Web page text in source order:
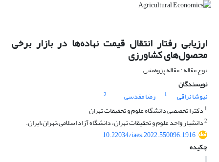
ارزیابی رفتار انتقال قیمت نهاده‌ها در بازار برخی
محصول‌های کشاورزی
نوع مقاله : مقاله پژوهشی
نویسندگان
نیوشا نراقی
1 رضا مقدسی
2
1 دکترا تخصصی دانشگاه علوم و تحقیقات تهران
2دانشیار واحد علوم و تحقیقات تهران، دانشگاه آزاد اسلامی،تهران،ایران.
10.22034/iaes.2022.550096.1916
چکیده